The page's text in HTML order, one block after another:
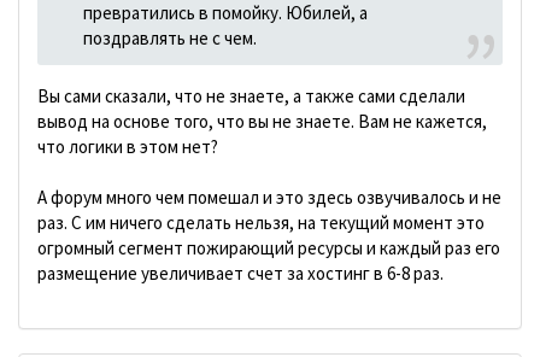
превратились в помойку. Юбилей, а
поздравлять не с чем.
Вы сами сказали, что не знаете, а также сами сделали
вывод на основе того, что вы не знаете. Вам не кажется,
что логики в этом нет?
А форум много чем помешал и это здесь озвучивалось и не
раз. С им ничего сделать нельзя, на текущий момент это
огромный сегмент пожирающий ресурсы и каждый раз его
размещение увеличивает счет за хостинг в 6-8 раз.